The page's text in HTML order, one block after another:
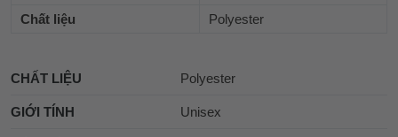
Chất liệu
Polyester
CHẤT LIỆU Polyester
GIỚI TÍNH Unisex